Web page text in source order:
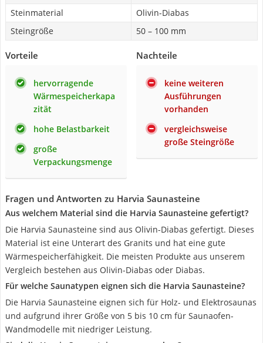
Steinmaterial
Olivin-Diabas
Steingröße
50 – 100 mm
Vorteile
hervorragende
Wärmespeicherkapa
zität
hohe Belastbarkeit
große
Verpackungsmenge
Nachteile
keine weiteren
Ausführungen
vorhanden
vergleichsweise
große Steingröße
Fragen und Antworten zu Harvia Saunasteine
Aus welchem Material sind die Harvia Saunasteine gefertigt?
Die Harvia Saunasteine sind aus Olivin-Diabas gefertigt. Dieses
Material ist eine Unterart des Granits und hat eine gute
Wärmespeicherfähigkeit. Die meisten Produkte aus unserem
Vergleich bestehen aus Olivin-Diabas oder Diabas.
Für welche Saunatypen eignen sich die Harvia Saunasteine?
Die Harvia Saunasteine eignen sich für Holz- und Elektrosaunas
und aufgrund ihrer Größe von 5 bis 10 cm für Saunaofen-
Wandmodelle mit niedriger Leistung.